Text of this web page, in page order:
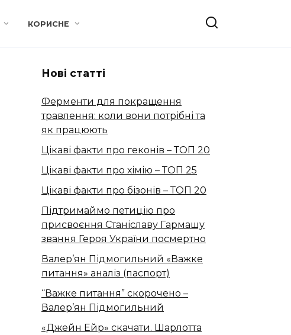
КОРИСНЕ
Нові статті
Ферменти для покращення
травлення: коли вони потрібні та
як працюють
Цікаві факти про геконів – ТОП 20
Цікаві факти про хімію – ТОП 25
Цікаві факти про бізонів – ТОП 20
Підтримаймо петицію про
присвоєння Станіславу Гармашу
звання Героя України посмертно
Валер’ян Підмогильний «Важке
питання» аналіз (паспорт)
“Важке питання” скорочено –
Валер’ян Підмогильний
«Джейн Ейр» скачати. Шарлотта